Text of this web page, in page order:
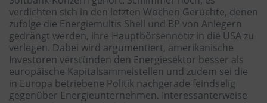
verdichten sich in den letzten Wochen Gerüchte, denen
zufolge die Energiemultis Shell und BP von Anlegern
gedrängt werden, ihre Hauptbörsennotiz in die USA zu
verlegen. Dabei wird argumentiert, amerikanische
Investoren verstünden den Energiesektor besser als
europäische Kapitalsammelstellen und zudem sei die
in Europa betriebene Politik nachgerade feindselig
gegenüber Energieunternehmen. Interessanterweise